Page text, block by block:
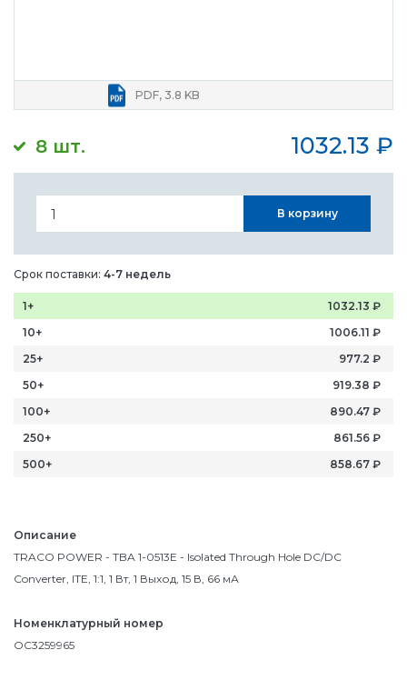
8 шт. 1032.13 ₽
PDF, 3.8 KB
Описание
TRACO POWER - TBA 1-0513E - Isolated Through Hole DC/DC
Converter, ITE, 1:1, 1 Вт, 1 Выход, 15 В, 66 мА
Номенклатурный номер
OC3259965
В корзину
Срок поставки: 4-7 недель
1+ 1032.13 ₽
10+
1006.11 ₽
25+
977.2 ₽
50+
919.38 ₽
100+
890.47 ₽
250+
861.56 ₽
500+
858.67 ₽